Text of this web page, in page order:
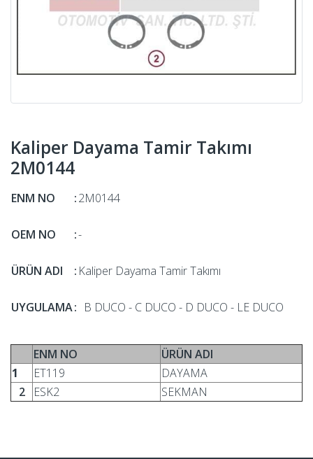
Kaliper Dayama Tamir Takımı
2M0144
ENM NO :2M0144
OEM NO :-
ÜRÜN ADI : Kaliper Dayama Tamir Takımı
UYGULAMA: B DUCO - C DUCO - D DUCO - LE DUCO
ENM NO
ÜRÜN ADI
1
ET119
DAYAMA
2
ESK2 SEKMAN